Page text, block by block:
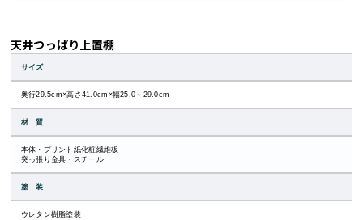
天井つっぱり上置棚
サイズ
奥行29.5cm×高さ41.0cm×幅25.0～29.0cm
材 質
本体・プリント紙化粧繊維板
突っ張り金具・スチール
塗 装
ウレタン樹脂塗装